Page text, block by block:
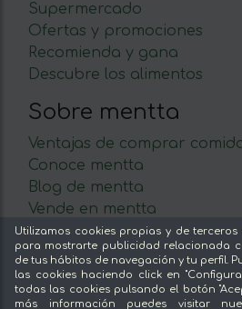
Supermercado
Ofertas y promociones
Recomienda y gana
Descubre los alimentos
Sobre mentta
Ventajas de comprar
Conoce mentta
Blog de mentta
Vende en mentta
Fidelización
Preguntas frecuentes
Legal
Utilizamos cookies propias y de
para mostrarte publicidad relacionada
de tus hábitos de navegación y tu perfil.
las cookies haciendo click en
todas las cookies pulsando el botón
más información puedes visitar